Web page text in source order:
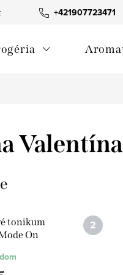
+421907723471
ochrany osobných
tonikum
On